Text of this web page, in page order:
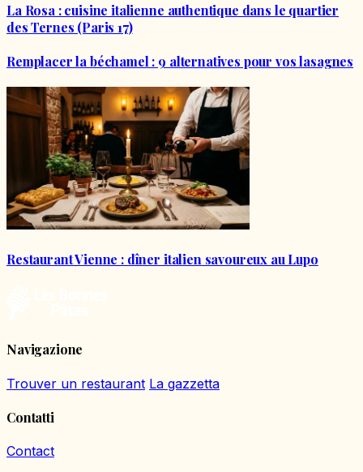
La Rosa : cuisine italienne authentique dans le quartier
des Ternes (Paris 17)
Remplacer la béchamel : 9 alternatives pour vos lasagnes
Restaurant Vienne : dîner italien savoureux au Lupo
Navigazione
Trouver un restaurant La gazzetta
Contatti
Contact